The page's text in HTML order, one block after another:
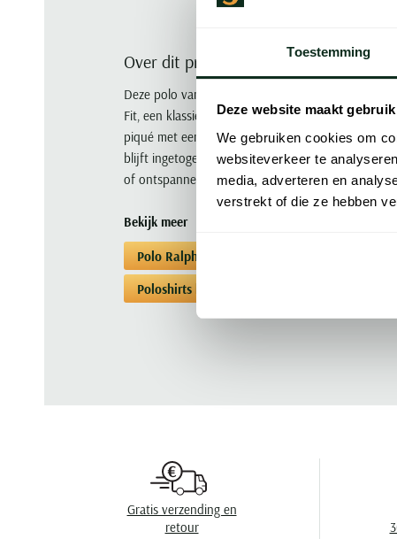
Toestemming
Deze website maakt
We gebruiken cookies om
websiteverkeer te
media, adverteren en
verstrekt of die ze hebben
Over dit product
Deze polo van Polo Ralph Lauren is slim fit, beige
Fit, een klassieke kraag met twee knopen en korte
piqué met een hoogwaardige afwerking voor
blijft ingetogen en herkenbaar door het merk.
of ontspannen weekendmomenten.
Bekijk meer
Polo Ralph Lauren
Poloshirts korte mouwen Polo Ralph Lauren
Gratis verzending en
retour